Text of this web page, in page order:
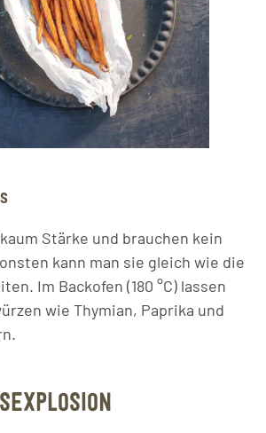
Stärke und brauchen kein
kann man sie gleich wie die
Im Backofen (180 °C) lassen
wie Thymian, Paprika und